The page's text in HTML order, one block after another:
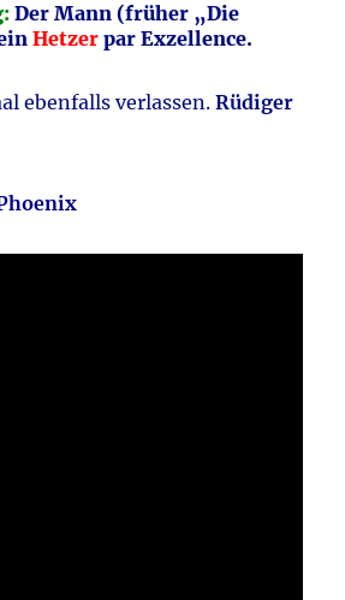
Der Mann (früher „Die
Hetzer par Exzellence.
ebenfalls verlassen.Rüdiger